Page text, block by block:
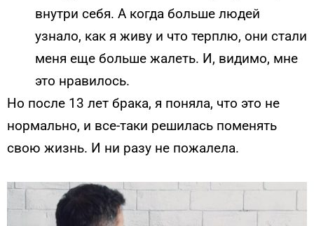
внутри себя. А когда больше людей
узнало, как я живу и что терплю, они стали
меня еще больше жалеть. И, видимо, мне
это нравилось.
Но после 13 лет брака, я поняла, что это не
нормально, и все-таки решилась поменять
свою жизнь. И ни разу не пожалела.